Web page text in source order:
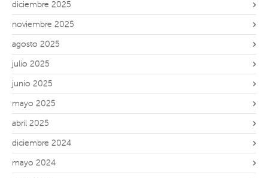
diciembre 2025
noviembre 2025
agosto 2025
julio 2025
junio 2025
mayo 2025
abril 2025
diciembre 2024
mayo 2024